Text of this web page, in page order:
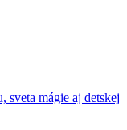
sveta mágie aj detskej